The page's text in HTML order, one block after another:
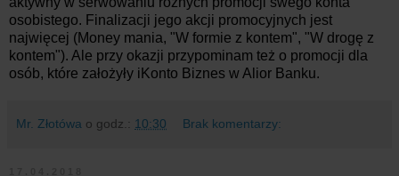
osobistego. Finalizacji jego akcji promocyjnych jest
najwięcej (Money mania, "W formie z kontem", "W drogę z
kontem"). Ale przy okazji przypominam też o promocji dla
osób, które założyły iKonto Biznes w Alior Banku.
Mr. Złotówa o godz.: 10:30 Brak komentarzy: